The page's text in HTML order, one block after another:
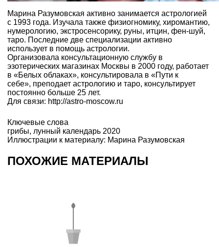
Марина Разумовская активно занимается астрологией
с 1993 года. Изучала также физиогномику, хиромантию,
нумерологию, экстросенсорику, руны, итцин, фен-шуй,
таро. Последние две специализации активно
использует в помощь астрологии.
Организовала консультационную службу в
эзотерических магазинах Москвы в 2000 году, работает
в «Белых облаках», консультировала в «Пути к
себе», преподает астрологию и таро, консультирует
постоянно больше 25 лет.
Для связи: http://astro-moscow.ru
Ключевые слова
грибы, лунный календарь 2020
Иллюстрации к материалу: Марина Разумовская
ПОХОЖИЕ МАТЕРИАЛЫ